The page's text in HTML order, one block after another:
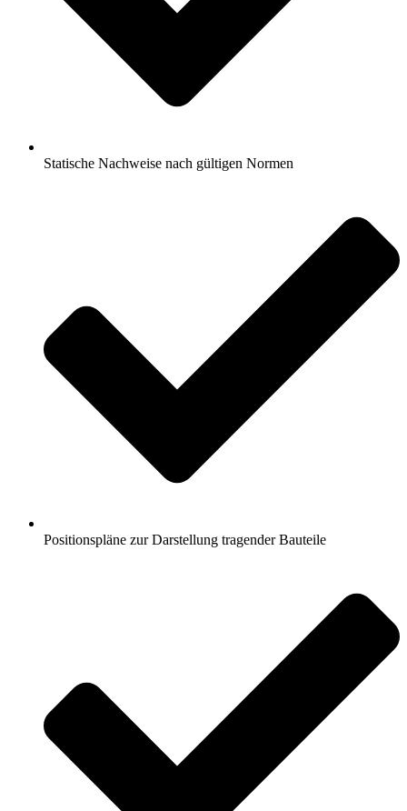
Statische Nachweise nach gültigen Normen
Positionspläne zur Darstellung tragender Bauteile